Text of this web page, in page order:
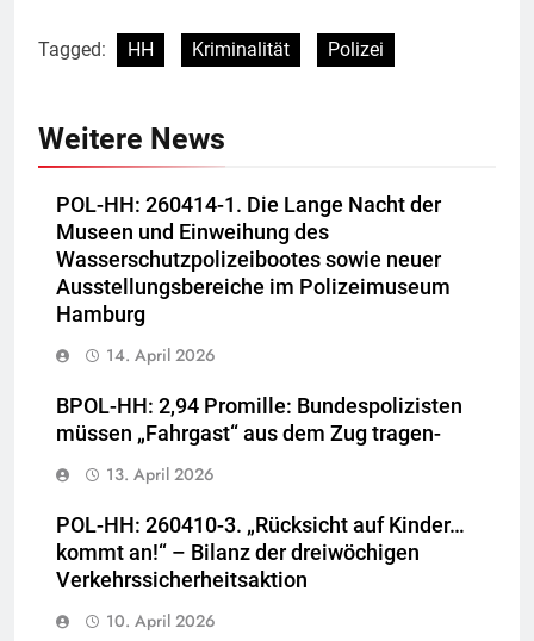
Tagged: HH Kriminalität Polizei
Weitere News
POL-HH: 260414-1. Die Lange Nacht der
Museen und Einweihung des
Wasserschutzpolizeibootes sowie neuer
Ausstellungsbereiche im Polizeimuseum
Hamburg
14. April 2026
BPOL-HH: 2,94 Promille: Bundespolizisten
müssen „Fahrgast“ aus dem Zug tragen-
13. April 2026
POL-HH: 260410-3. „Rücksicht auf Kinder…
kommt an!“ – Bilanz der dreiwöchigen
Verkehrssicherheitsaktion
10. April 2026